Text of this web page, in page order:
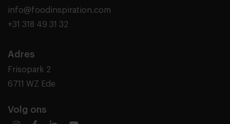
info@foodinspiration.com
+31 318 49 31 32
Adres
Frisopark 2
6711 WZ Ede
Volg ons